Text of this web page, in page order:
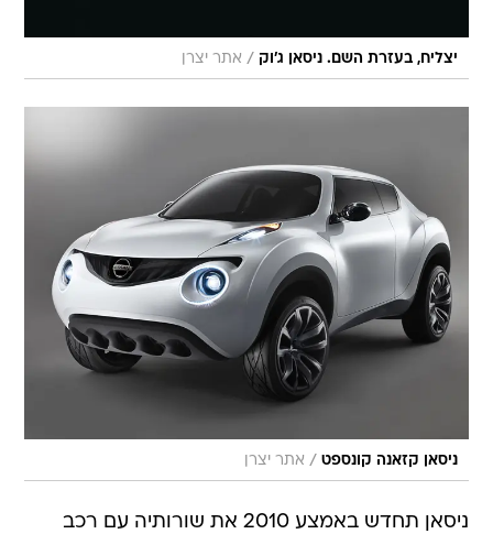
יצליח, בעזרת השם. ניסאן ג'וק / אתר יצרן
ניסאן קזאנה קונספט / אתר יצרן
ניסאן תחדש באמצע 2010 את שורותיה עם רכב